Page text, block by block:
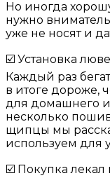
Но иногда
нужно
уже не носят и
☑️ Установка
Каждый раз
в итоге дороже,
для домашнего
несколько
щипцы мы
используем для
☑️ Покупка лекал